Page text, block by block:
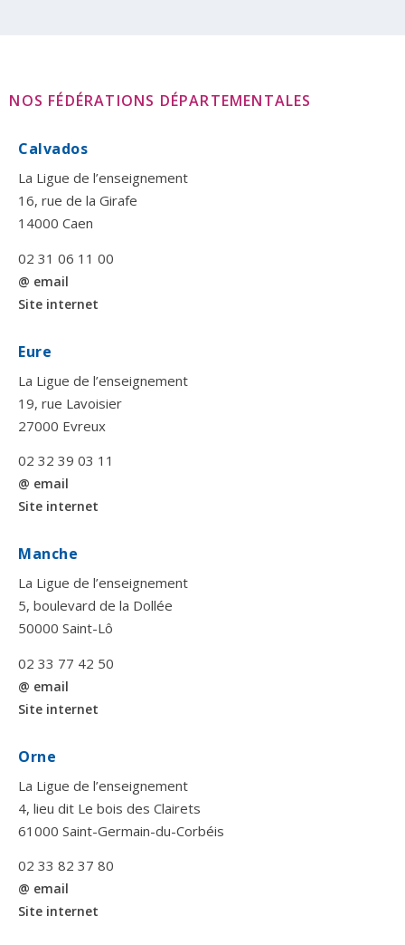
NOS FÉDÉRATIONS DÉPARTEMENTALES
Calvados
La Ligue de l’enseignement
16, rue de la Girafe
14000 Caen
02 31 06 11 00
@ email
Site internet
Eure
La Ligue de l’enseignement
19, rue Lavoisier
27000 Evreux
02 32 39 03 11
@ email
Site internet
Manche
La Ligue de l’enseignement
5, boulevard de la Dollée
50000 Saint-Lô
02 33 77 42 50
@ email
Site internet
Orne
La Ligue de l’enseignement
4, lieu dit Le bois des Clairets
61000 Saint-Germain-du-Corbéis
02 33 82 37 80
@ email
Site internet